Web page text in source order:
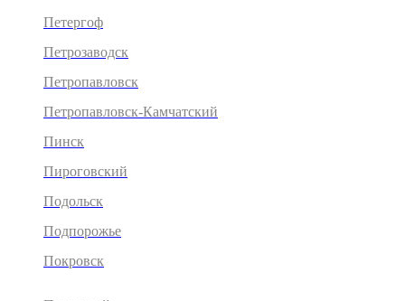
Петергоф
Петрозаводск
Петропавловск
Петропавловск-Камчатский
Пинск
Пироговский
Подольск
Подпорожье
Покровск